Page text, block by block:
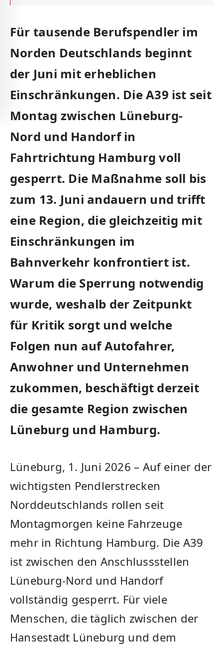
Für tausende Berufspendler im
Norden Deutschlands beginnt
der Juni mit erheblichen
Einschränkungen. Die A39 ist seit
Montag zwischen Lüneburg-
Nord und Handorf in
Fahrtrichtung Hamburg voll
gesperrt. Die Maßnahme soll bis
zum 13. Juni andauern und trifft
eine Region, die gleichzeitig mit
Einschränkungen im
Bahnverkehr konfrontiert ist.
Warum die Sperrung notwendig
wurde, weshalb der Zeitpunkt
für Kritik sorgt und welche
Folgen nun auf Autofahrer,
Anwohner und Unternehmen
zukommen, beschäftigt derzeit
die gesamte Region zwischen
Lüneburg und Hamburg.
Lüneburg, 1. Juni 2026 – Auf einer der
wichtigsten Pendlerstrecken
Norddeutschlands rollen seit
Montagmorgen keine Fahrzeuge
mehr in Richtung Hamburg. Die A39
ist zwischen den Anschlussstellen
Lüneburg-Nord und Handorf
vollständig gesperrt. Für viele
Menschen, die täglich zwischen der
Hansestadt Lüneburg und dem